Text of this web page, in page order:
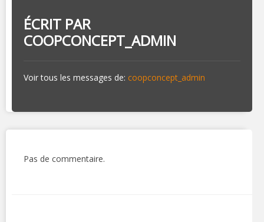
ÉCRIT PAR
COOPCONCEPT_ADMIN
Voir tous les messages de: coopconcept_admin
Pas de commentaire.